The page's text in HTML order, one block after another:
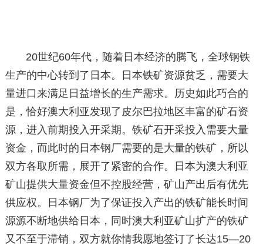
20世纪60年代，随着日本经济的腾飞，全球钢铁
生产的中心转到了日本。日本铁矿资源贫乏，需要大
量进口来满足日益增长的生产需求。历史如此巧合的
是，恰好澳大利亚发现了皮尔巴拉地区丰富的矿石资
源，进入前期投入开采期。铁矿石开采投入需要大量
资金，而此时的日本钢厂需要的是大量的铁矿，所以
双方各取所需，展开了紧密的合作。日本为澳大利亚
矿山提供大量资金但不控股经营，矿山产出后有优先
供应权。日本钢厂为了保证投入产出的铁矿能长时间
源源不断地供给日本，同时澳大利亚矿山扩产的铁矿
又不至于滞销，双方就你情我愿地签订了长达15—20